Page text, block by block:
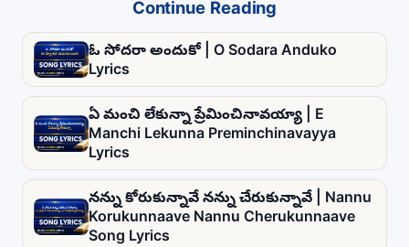
Continue Reading
ఓ సోదరా అందుకో | O Sodara Anduko
Lyrics
ఏ మంచి లేకున్నా ప్రేమించినావయ్యా | E
Manchi Lekunna Preminchinavayya
Lyrics
నన్ను కోరుకున్నావే నన్ను చేరుకున్నావే | Nannu
Korukunnaave Nannu Cherukunnaave
Song Lyrics